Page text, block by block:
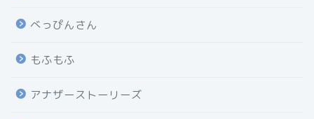
べっぴんさん
もふもふ
アナザーストーリーズ